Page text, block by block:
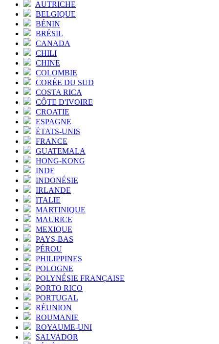
AUTRICHE
BELGIQUE
BÉNIN
BRÉSIL
CANADA
CHILI
CHINE
COLOMBIE
CORÉE DU SUD
COSTA RICA
CÔTE D'IVOIRE
CROATIE
ESPAGNE
ÉTATS-UNIS
FRANCE
GUATEMALA
HONG-KONG
INDE
INDONÉSIE
IRLANDE
ITALIE
MARTINIQUE
MAURICE
MEXIQUE
PAYS-BAS
PÉROU
PHILIPPINES
POLOGNE
POLYNÉSIE FRANÇAISE
PORTO RICO
PORTUGAL
RÉUNION
ROUMANIE
ROYAUME-UNI
SALVADOR